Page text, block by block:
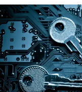
Secure
Security